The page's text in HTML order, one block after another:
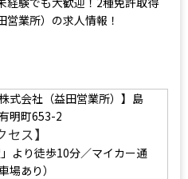
業所）の求人情報！
式会社（益田営業所）】島
明町653-2
セス】
より徒歩10分／マイカー通
場あり）